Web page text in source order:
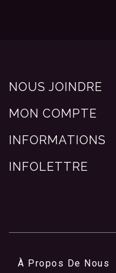
NOUS JOINDRE
MON COMPTE
INFORMATIONS
INFOLETTRE
À Propos De Nous